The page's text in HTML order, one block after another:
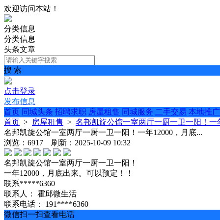
欢迎访问本站！
分类信息
分类信息
头条文章
搜 索
点击登录
发布信息
首页 同城头条 招聘求职 房屋租售 同城服务 二手交易 本地推广
首页 > 房屋租售 > 名邦凯旋公馆一室两厅一厨一卫一阳！一
名邦凯旋公馆一室两厅一厨一卫一阳！一年12000，月底...
浏览：6917 刷新：2025-10-09 10:32
名邦凯旋公馆一室两厅一厨一卫一阳！
一年12000，月底出来。可以预定！！
联系*****6360
联系人：
霍邱微生活
联系电话：
191****6360
微信扫一扫查看电话